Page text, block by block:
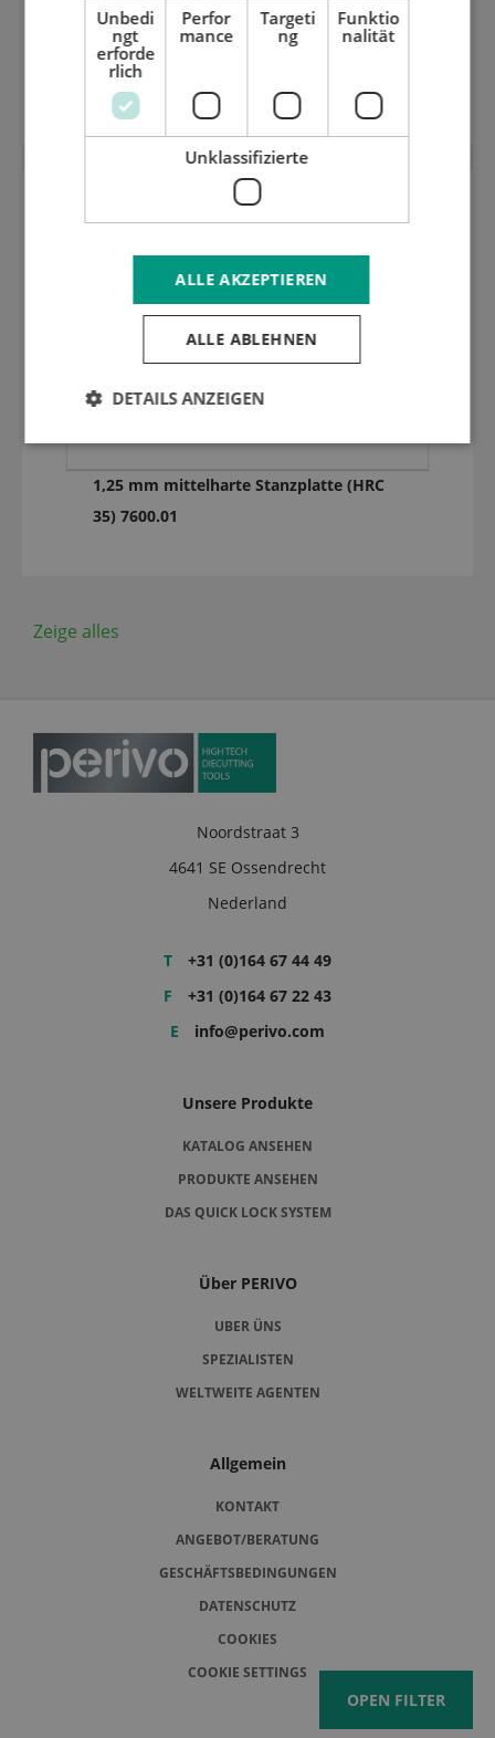
OPEN FILTER
"Sandwich" Abdeckplatte (2 x 0,5 mm)
1,25 mm mittelharte Stanzplatte (HRC
35) 7600.01
Zeige alles
Noordstraat 3
4641 SE Ossendrecht
Nederland
T
+31 (0)164 67 44 49
F
+31 (0)164 67 22 43
E
info@perivo.com
Unsere Produkte
KATALOG ANSEHEN
PRODUKTE ANSEHEN
DAS QUICK LOCK SYSTEM
Über PERIVO
UBER ÜNS
SPEZIALISTEN
WELTWEITE AGENTEN
Allgemein
KONTAKT
ANGEBOT/BERATUNG
GESCHÄFTSBEDINGUNGEN
DATENSCHUTZ
COOKIES
COOKIE SETTINGS
Unbedi
ngt
erforde
rlich
Perfor
mance
Targeti
ng
Funktio
nalität
Unklassifizierte
ALLE AKZEPTIEREN
ALLE ABLEHNEN
DETAILS ANZEIGEN